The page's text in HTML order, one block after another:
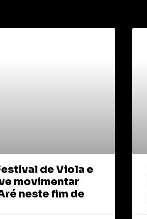
de Viola e
movimentar
neste fim de